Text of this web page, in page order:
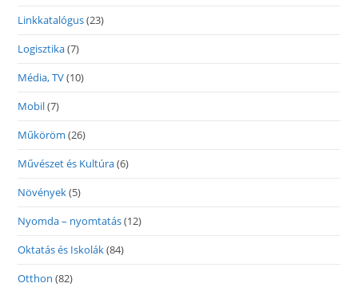
Linkkatalógus(23)
Logisztika(7)
Média, TV(10)
Mobil(7)
Műköröm (26)
Művészet és Kultúra(6)
Növények(5)
Nyomda – nyomtatás(12)
Oktatás és Iskolák(84)
Otthon (82)